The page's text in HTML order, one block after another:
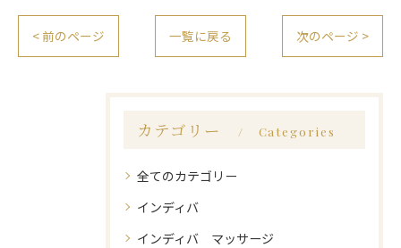
< 前のページ 一覧に戻る 次のページ >
カテゴリー Categories
全てのカテゴリー
インディバ
インディバ マッサージ